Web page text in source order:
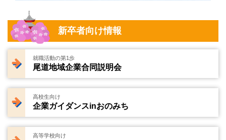
新卒者向け情報
就職活動の第1歩
尾道地域企業合同説明会
高校生向け
企業ガイダンスinおのみち
高等学校向け